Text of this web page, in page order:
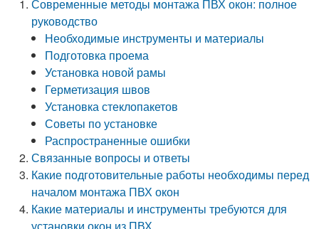
Современные методы монтажа ПВХ окон: полное
руководство
Необходимые инструменты и материалы
Подготовка проема
Установка новой рамы
Герметизация швов
Установка стеклопакетов
Советы по установке
Распространенные ошибки
Связанные вопросы и ответы
Какие подготовительные работы необходимы перед
началом монтажа ПВХ окон
Какие материалы и инструменты требуются для